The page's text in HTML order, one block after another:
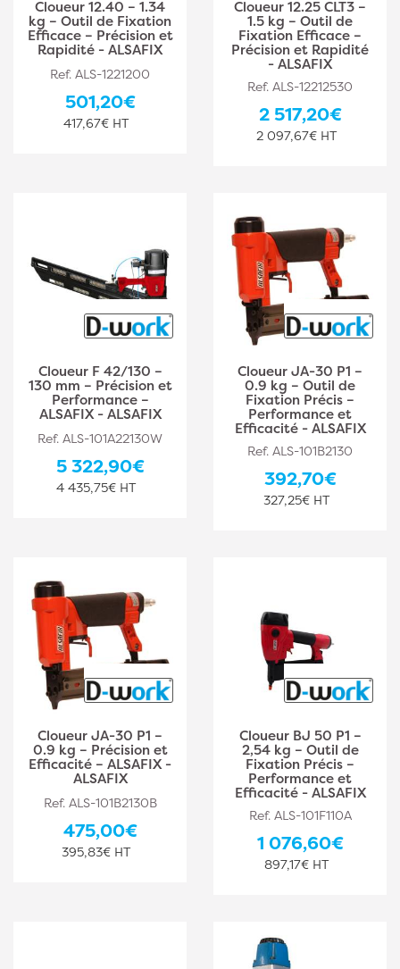
Cloueur 12.40 – 1.34
kg – Outil de Fixation
Efficace – Précision et
Rapidité - ALSAFIX
Ref. ALS-1221200
501,20€
417,67€ HT
Cloueur 12.25 CLT3 –
1.5 kg – Outil de
Fixation Efficace –
Précision et Rapidité
- ALSAFIX
Ref. ALS-12212530
2 517,20€
2 097,67€ HT
Cloueur F 42/130 –
130 mm – Précision et
Performance –
ALSAFIX - ALSAFIX
Ref. ALS-101A22130W
5 322,90€
4 435,75€ HT
Cloueur JA-30 P1 –
0.9 kg – Outil de
Fixation Précis –
Performance et
Efficacité - ALSAFIX
Ref. ALS-101B2130
392,70€
327,25€ HT
Cloueur JA-30 P1 –
0.9 kg – Précision et
Efficacité – ALSAFIX -
ALSAFIX
Ref. ALS-101B2130B
475,00€
395,83€ HT
Cloueur BJ 50 P1 –
2,54 kg – Outil de
Fixation Précis –
Performance et
Efficacité - ALSAFIX
Ref. ALS-101F110A
1 076,60€
897,17€ HT